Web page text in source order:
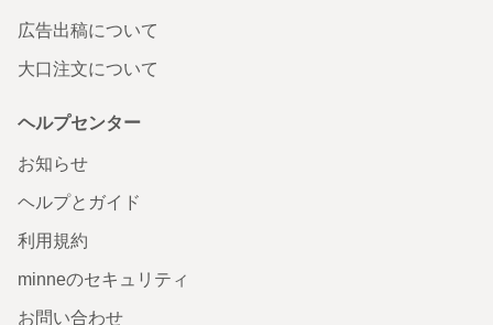
広告出稿について
大口注文について
ヘルプセンター
お知らせ
ヘルプとガイド
利用規約
minneのセキュリティ
お問い合わせ